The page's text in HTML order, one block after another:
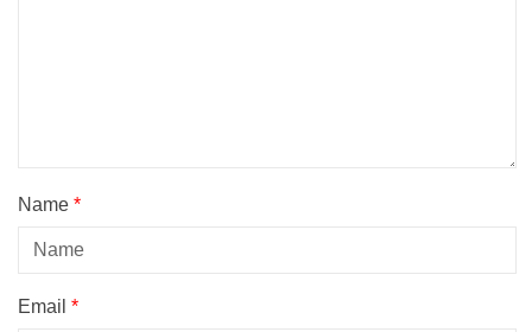
Name *
Email *